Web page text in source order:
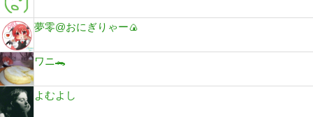
夢零@おにぎりゃー🍙
ワニ🐊
よむよし